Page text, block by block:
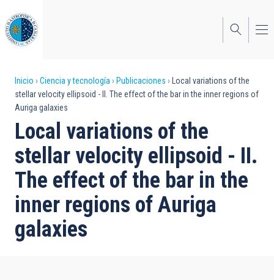
al
contenido
principal
Sobrescribir
enlaces
de
ayuda
a
la
navegación
Inicio Ciencia y tecnología Publicaciones
Local variations of the
stellar velocity ellipsoid - II. The effect of the bar in the inner regions of
Auriga galaxies
Local variations of the
stellar velocity ellipsoid - II.
The effect of the bar in the
inner regions of Auriga
galaxies